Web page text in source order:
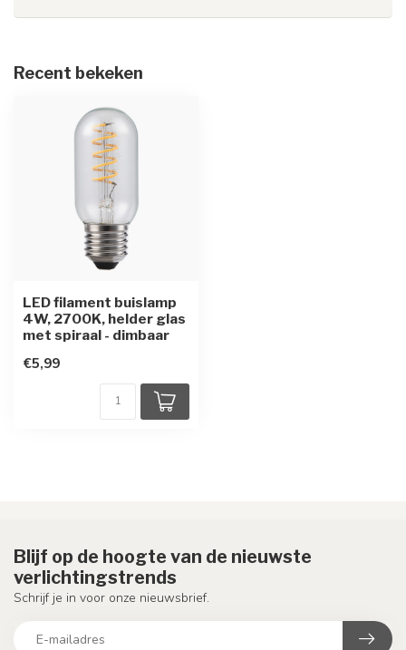
Recent bekeken
LED filament buislamp
4W, 2700K, helder glas
met spiraal - dimbaar
€5,99
Blijf op de hoogte van de nieuwste
verlichtingstrends
Schrijf je in voor onze nieuwsbrief.